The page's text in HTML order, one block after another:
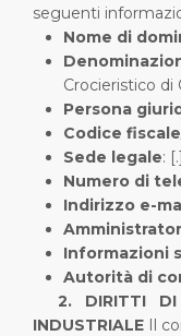
seguenti
Nome di
Crocieristico di
Persona
Codice
Sede legale: [.]
Numero di
Indirizzo e-
Informazioni
Autorità di
2. DIRITTI DI
INDUSTRIALE Il